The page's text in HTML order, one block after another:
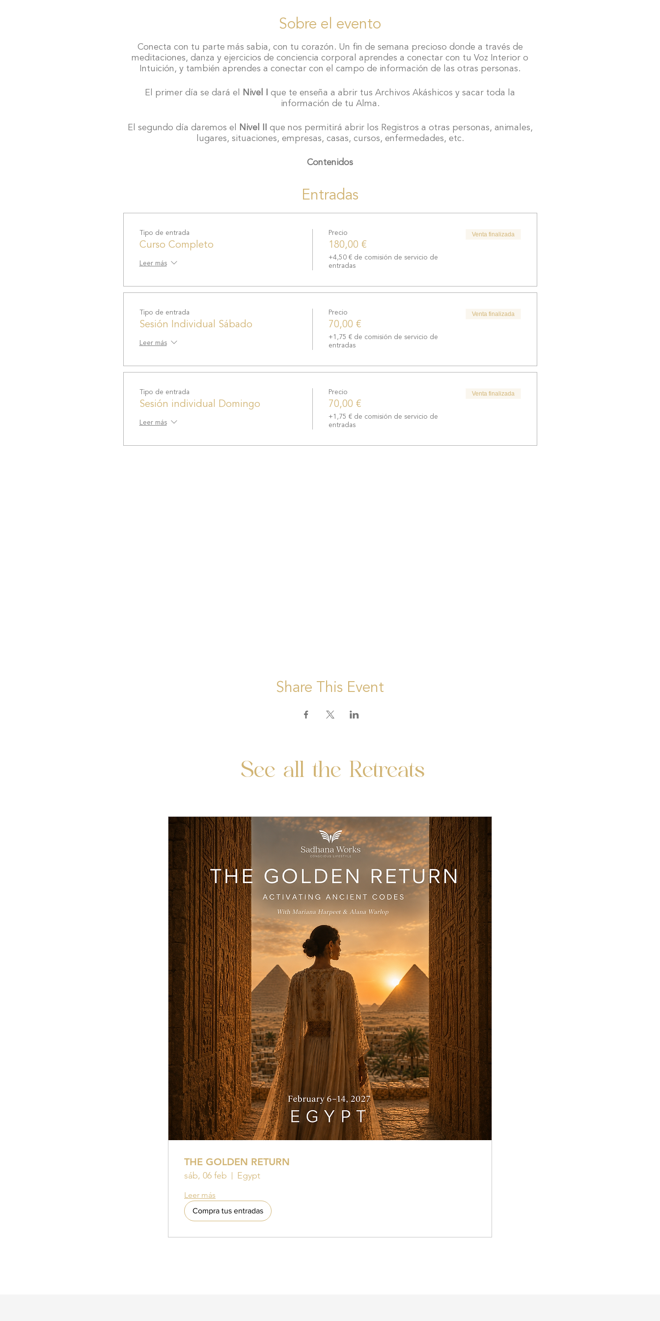
Sobre el evento
Conecta con tu parte más sabia, con tu corazón. Un fin de semana precioso donde a través de
meditaciones, danza y ejercicios de conciencia corporal aprendes a conectar con tu Voz Interior o
Intuición, y también aprendes a conectar con el campo de información de las otras personas.
El primer día se dará el Nivel I
que te enseña a abrir tus Archivos Akáshicos y sacar toda la
información de tu Alma.
El segundo día daremos el Nivel II
que nos permitirá abrir los Registros a otras personas, animales,
lugares, situaciones, empresas, casas, cursos, enfermedades, etc.
Contenidos
Sábado:
El Origen de los RRAA
How uselos.
Cómo hacer las preguntas. Cómo nos contestan.
Puntos de Gracia.
Prácticas guiadas de canalización
Domingo:
Conectar con nuestro cuerpo y con la meditación activa
El Código de Honor y Respeto
Cómo utilizarlo en nuestras prácticas.
Cómo aplicar los RRAA a nuestra vida diaria.
Iniciación del segundo nivel
Prácticas guiadas de canalización
Entradas
Tipo de entrada
Curso Completo
Leer más
Precio
180,00 €
+4,50 € de comisión de servicio de
entradas
Venta finalizada
Tipo de entrada
Sesión Individual Sábado
Leer más
Precio
70,00 €
+1,75 € de comisión de servicio de
entradas
Venta finalizada
Tipo de entrada
Sesión individual Domingo
Leer más
Precio
70,00 €
+1,75 € de comisión de servicio de
entradas
Venta finalizada
Share This Event
See all the Retreats
THE GOLDEN RETURN
sáb, 06 feb Egypt
Leer más
Compra tus entradas